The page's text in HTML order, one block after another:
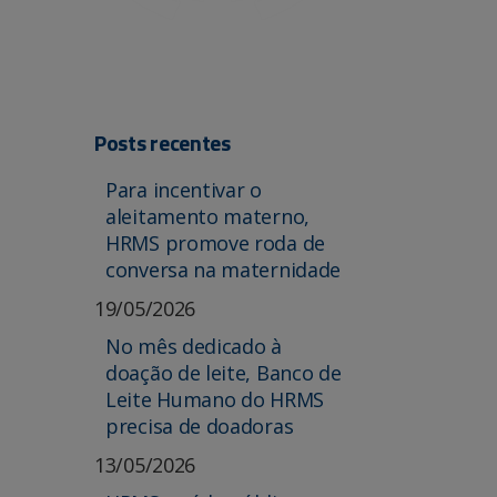
Posts recentes
Para incentivar o
aleitamento materno,
HRMS promove roda de
conversa na maternidade
19/05/2026
No mês dedicado à
doação de leite, Banco de
Leite Humano do HRMS
precisa de doadoras
13/05/2026